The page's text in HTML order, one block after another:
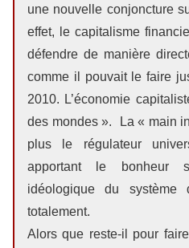
une nouvelle conjoncture
effet, le capitalisme
défendre de manière
comme il pouvait le faire
2010. L’économie
des mondes ». La « main
plus le régulateur
apportant le bonheur
idéologique du système
totalement.
Alors que reste-il pour